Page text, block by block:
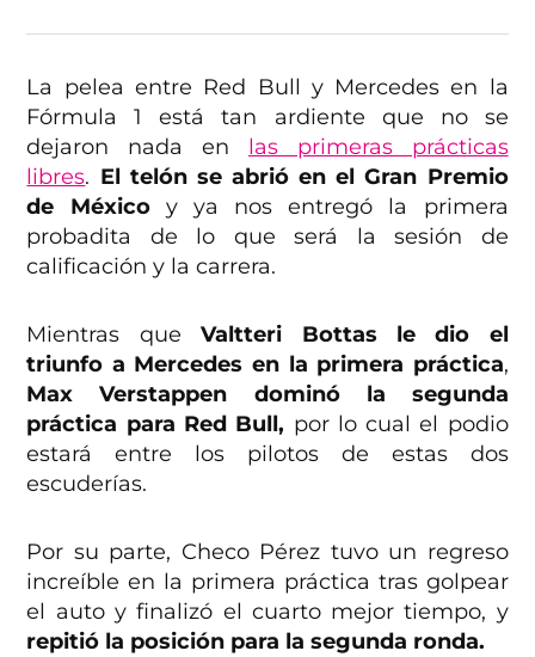
La pelea entre Red Bull y Mercedes en la
Fórmula 1 está tan ardiente que no se
dejaron nada en las primeras prácticas
libres. El telón se abrió en el Gran Premio
de Méxicoy ya nos entregó la primera
probadita de lo que será la sesión de
calificación y la carrera.
Mientras que Valtteri Bottas le dio el
triunfo a Mercedes en la primera práctica,
Max Verstappen dominó la segunda
práctica para Red Bull, por lo cual el podio
estará entre los pilotos de estas dos
escuderías.
Por su parte, Checo Pérez tuvo un regreso
increíble en la primera práctica tras golpear
el auto y finalizó el cuarto mejor tiempo, y
repitió la posición para la segunda ronda.